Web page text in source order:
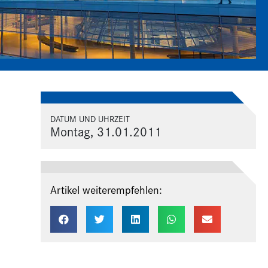
DATUM UND UHRZEIT
Montag, 31.01.2011
Artikel weiterempfehlen: